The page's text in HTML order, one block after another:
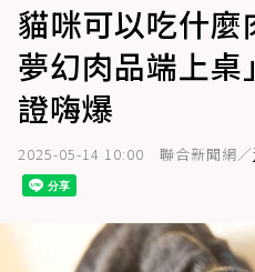
貓咪可以吃什
夢幻肉品端上
證嗨爆
2025-05-14 10:00 聯合新聞網／